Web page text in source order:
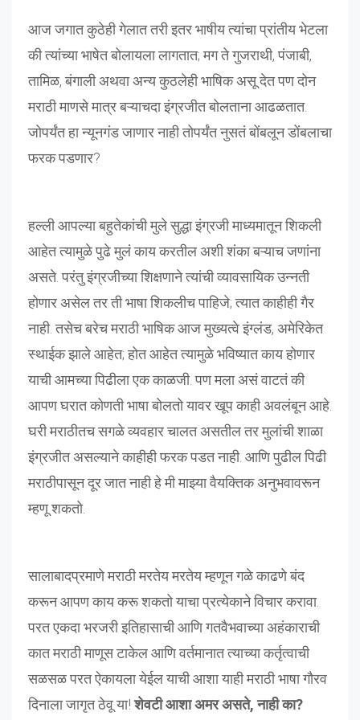
आज जगात कुठेही गेलात तरी इतर भाषीय त्यांचा प्रांतीय भेटला
की त्यांच्या भाषेत बोलायला लागतात; मग ते गुजराथी, पंजाबी,
तामिळ, बंगाली अथवा अन्य कुठलेही भाषिक असू देत पण दोन
मराठी माणसे मात्र बऱ्याचदा इंग्रजीत बोलताना आढळतात.
जोपर्यंत हा न्यूनगंड जाणार नाही तोपर्यंत नुसतं बोंबलून डोंबलाचा
फरक पडणार?
हल्ली आपल्या बहुतेकांची मुले सुद्धा इंग्रजी माध्यमातून शिकली
आहेत त्यामुळे पुढे मुलं काय करतील अशी शंका बऱ्याच जणांना
असते. परंतु इंग्रजीच्या शिक्षणाने त्यांची व्यावसायिक उन्नती
होणार असेल तर ती भाषा शिकलीच पाहिजे; त्यात काहीही गैर
नाही. तसेच बरेच मराठी भाषिक आज मुख्यत्वे इंग्लंड, अमेरिकेत
स्थाईक झाले आहेत; होत आहेत त्यामुळे भविष्यात काय होणार
याची आमच्या पिढीला एक काळजी. पण मला असं वाटतं की
आपण घरात कोणती भाषा बोलतो यावर खूप काही अवलंबून आहे.
घरी मराठीतच सगळे व्यवहार चालत असतील तर मुलांची शाळा
इंग्रजीत असल्याने काहीही फरक पडत नाही. आणि पुढील पिढी
मराठीपासून दूर जात नाही हे मी माझ्या वैयक्तिक अनुभवावरून
म्हणू शकतो.
सालाबादप्रमाणे मराठी मरतेय मरतेय म्हणून गळे काढणे बंद
करून आपण काय करू शकतो याचा प्रत्येकाने विचार करावा.
परत एकदा भरजरी इतिहासाची आणि गतवैभवाच्या अहंकाराची
कात मराठी माणूस टाकेल आणि वर्तमानात त्याच्या कर्तृत्वाची
सळसळ परत ऐकायला येईल याची आशा याही मराठी भाषा गौरव
दिनाला जागृत ठेवू या!शेवटीआशा अमर असते, नाही का?